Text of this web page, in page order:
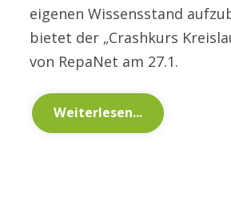
eigenen Wissensstand
bietet der „Crashkurs
von RepaNet am 27.1.
Weiterlesen...